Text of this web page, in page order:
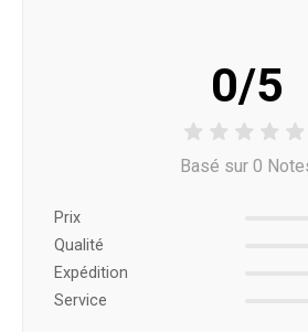
0/5
Basé sur 0
Prix ​​
Qualité
Expédition
Service